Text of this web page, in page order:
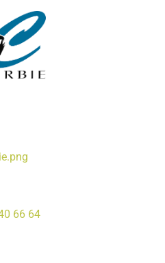
et
66 64